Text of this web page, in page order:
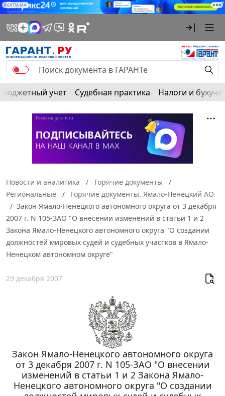
РЕКЛАМА
Бюджетный учет Судебная практика Налоги и
Новости и аналитика
Горячие документы
Региональные
Горячие документы. Ямало-Ненецкий АО
Закон Ямало-Ненецкого автономного округа от 3 декабря
2007 г. N 105-ЗАО "О внесении изменений в статьи 1 и 2
Закона Ямало-Ненецкого автономного округа "О создании
должностей мировых судей и судебных участков в Ямало-
Ненецком автономном округе"
29 декабря 2007
Закон Ямало-Ненецкого автономного округа
от 3 декабря 2007 г. N 105-ЗАО "О внесении
изменений в статьи 1 и 2 Закона Ямало-
Ненецкого автономного округа "О создании